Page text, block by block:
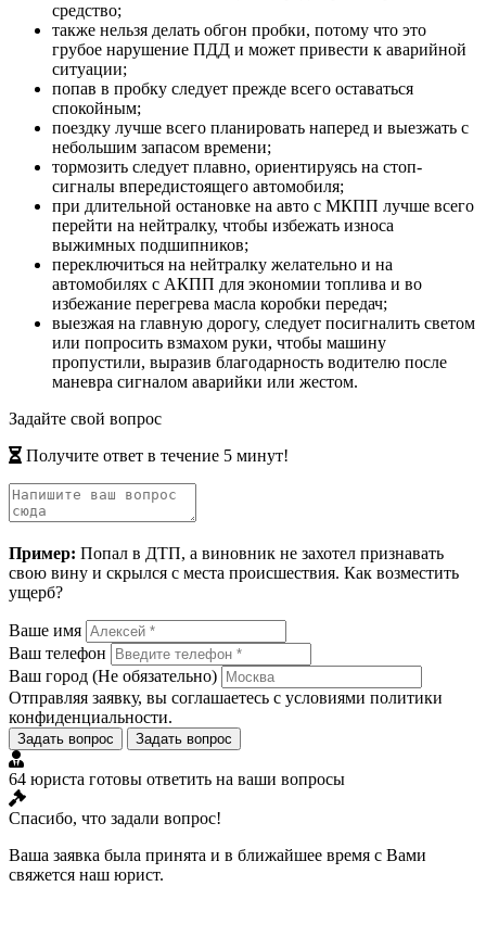
средство;
также нельзя делать обгон пробки, потому что это
грубое нарушение ПДД и может привести к аварийной
ситуации;
попав в пробку следует прежде всего оставаться
спокойным;
поездку лучше всего планировать наперед и выезжать с
небольшим запасом времени;
тормозить следует плавно, ориентируясь на стоп-
сигналы впередистоящего автомобиля;
при длительной остановке на авто с МКПП лучше всего
перейти на нейтралку, чтобы избежать износа
выжимных подшипников;
переключиться на нейтралку желательно и на
автомобилях с АКПП для экономии топлива и во
избежание перегрева масла коробки передач;
выезжая на главную дорогу, следует посигналить светом
или попросить взмахом руки, чтобы машину
пропустили, выразив благодарность водителю после
маневра сигналом аварийки или жестом.
Задайте свой вопрос
Получите ответ в течение 5 минут!
Пример: Попал в ДТП, а виновник не захотел признавать
свою вину и скрылся с места происшествия. Как возместить
ущерб?
Ваше имя
Ваш телефон
Ваш город (Не обязательно)
Отправляя заявку, вы соглашаетесь с условиями политики
конфиденциальности.
Задать вопрос Задать вопрос
64 юриста готовы ответить на ваши вопросы
Спасибо, что задали вопрос!
Ваша заявка была принята и в ближайшее время с Вами
свяжется наш юрист.